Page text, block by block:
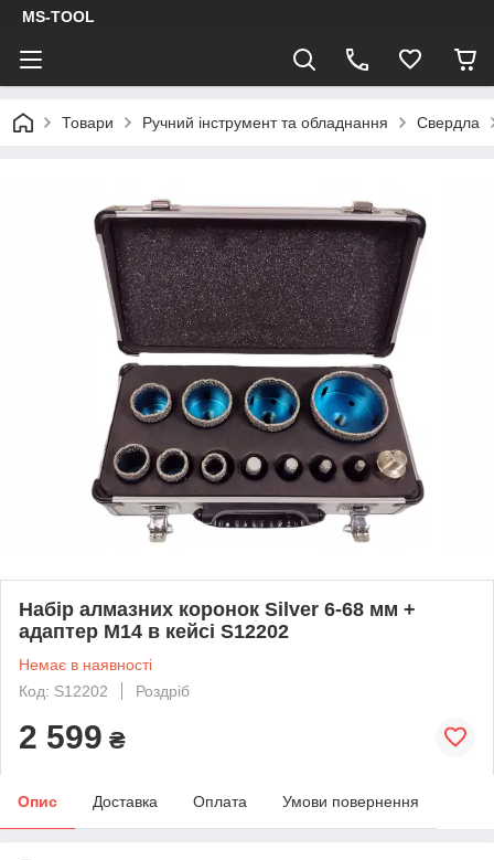
MS-TOOL
Товари Ручний інструмент та обладнання Свердла
Набір алмазних коронок Silver 6-68 мм +
адаптер М14 в кейсі S12202
Немає в наявності
Код: S12202
Роздріб
2 599 ₴
Опис Доставка Оплата Умови повернення